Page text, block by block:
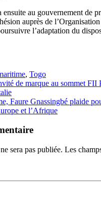
ensuite au gouvernement de
auprès de
l’adaptation du
, Togo
de marque au sommet
Faure Gnassingbé plaide
et l’Afrique
sera pas publiée. Les